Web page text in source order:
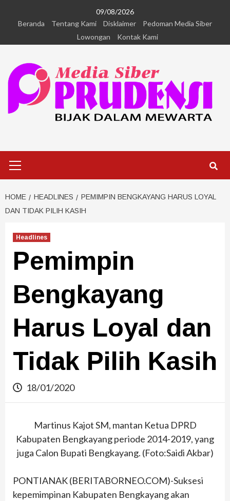
09/08/2026
Beranda
Tentang Kami Disklaimer
Pedoman Media Siber
Lowongan
Kontak Kami
HOME HEADLINES
PEMIMPIN BENGKAYANG HARUS LOYAL
DAN TIDAK PILIH KASIH
Headlines
Pemimpin
Bengkayang
Harus Loyal dan
Tidak Pilih Kasih
18/01/2020
Martinus Kajot SM, mantan Ketua DPRD
Kabupaten Bengkayang periode 2014-2019, yang
juga Calon Bupati Bengkayang. (Foto:Saidi Akbar)
PONTIANAK (BERITABORNEO.COM)-Suksesi
kepemimpinan Kabupaten Bengkayang akan